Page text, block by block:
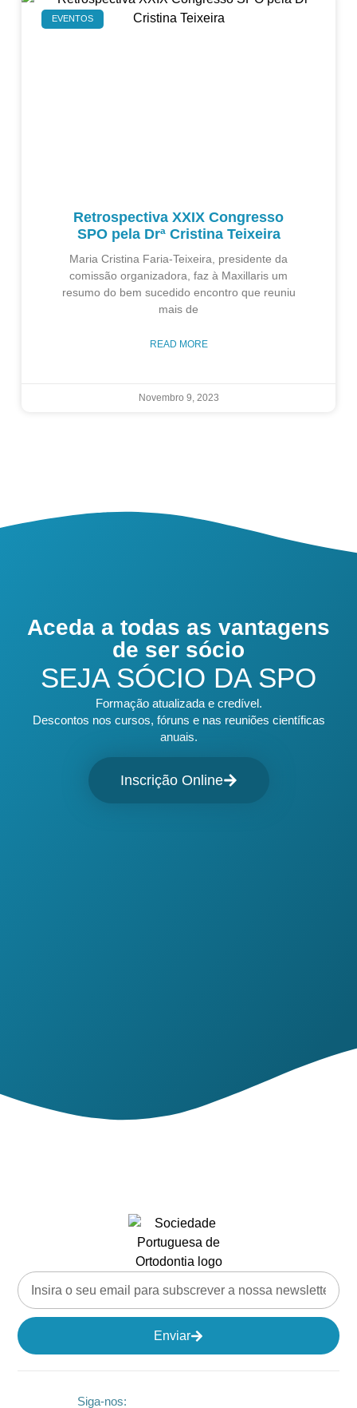
EVENTOS
Retrospectiva XXIX Congresso
SPO pela Drª Cristina Teixeira
Maria Cristina Faria-Teixeira, presidente da
comissão organizadora, faz à Maxillaris um
resumo do bem sucedido encontro que reuniu
mais de
READ MORE
Novembro 9, 2023
Aceda a todas as vantagens
de ser sócio
SEJA SÓCIO DA SPO
Formação atualizada e credível.
Descontos nos cursos, fóruns e nas reuniões científicas
anuais.
Inscrição Online
Enviar
Siga-nos: